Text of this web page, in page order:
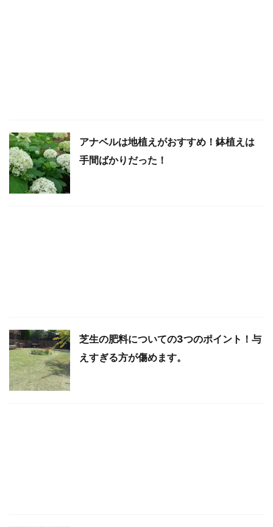
アナベルは地植えがおすすめ！鉢植えは
手間ばかりだった！
芝生の肥料についての3つのポイント！与
えすぎる方が傷めます。